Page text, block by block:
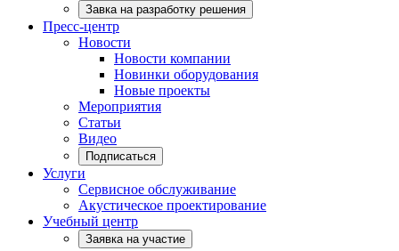
Завка на разработку решения
Пресс-центр
Новости
Новости компании
Новинки оборудования
Новые проекты
Мероприятия
Статьи
Видео
Подписаться
Услуги
Сервисное обслуживание
Акустическое проектирование
Учебный центр
Заявка на участие